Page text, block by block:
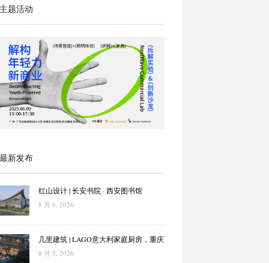
题活动
新发布
红山设计 | 长安书院 · 西安图书馆
8 月 6, 2026
几里建筑 | LAGO意大利家庭厨房，重庆
8 月 5, 2026